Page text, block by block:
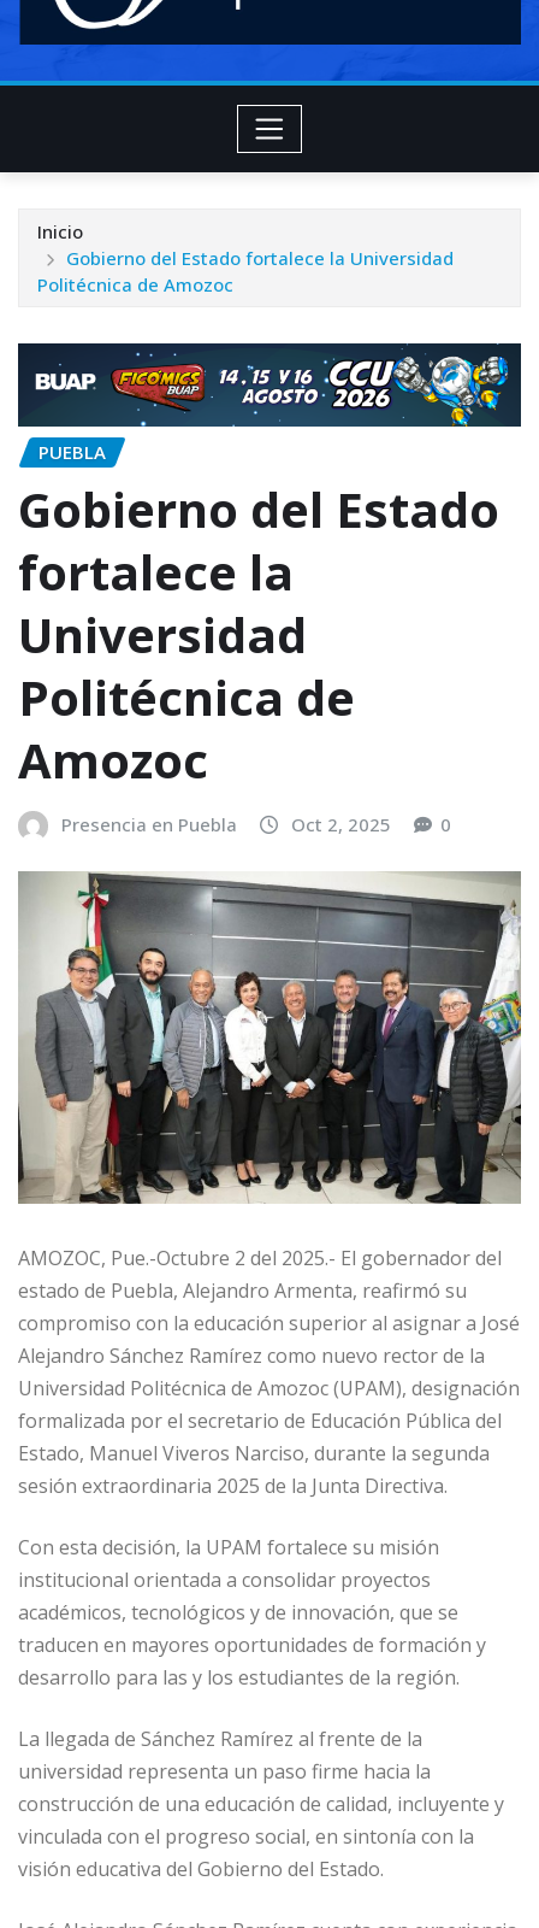
Inicio
Gobierno del Estado fortalece la Universidad
Politécnica de Amozoc
PUEBLA
Gobierno del Estado
fortalece la
Universidad
Politécnica de
Amozoc
Presencia en Puebla Oct 2, 2025 0
AMOZOC, Pue.-Octubre 2 del 2025.- El gobernador del
estado de Puebla, Alejandro Armenta, reafirmó su
compromiso con la educación superior al asignar a José
Alejandro Sánchez Ramírez como nuevo rector de la
Universidad Politécnica de Amozoc (UPAM), designación
formalizada por el secretario de Educación Pública del
Estado, Manuel Viveros Narciso, durante la segunda
sesión extraordinaria 2025 de la Junta Directiva.
Con esta decisión, la UPAM fortalece su misión
institucional orientada a consolidar proyectos
académicos, tecnológicos y de innovación, que se
traducen en mayores oportunidades de formación y
desarrollo para las y los estudiantes de la región.
La llegada de Sánchez Ramírez al frente de la
universidad representa un paso firme hacia la
construcción de una educación de calidad, incluyente y
vinculada con el progreso social, en sintonía con la
visión educativa del Gobierno del Estado.